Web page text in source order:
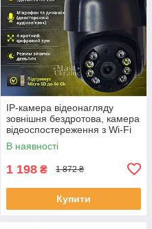
IP-камера відеонагляду
зовнішня бездротова, камера
відеоспостереження з Wi-Fi
та 4-кратним зумом -A8B-
4MP-Black.
В наявності
1 198 ₴ 1 872 ₴
Купити